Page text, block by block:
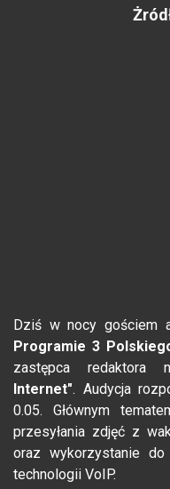
Dziś w nocy gościem
Programie 3
zastępca redaktora
Internet". Audycja
0.05. Głównym
przesyłania zdjęć z
oraz wykorzystanie
technologii VoIP.